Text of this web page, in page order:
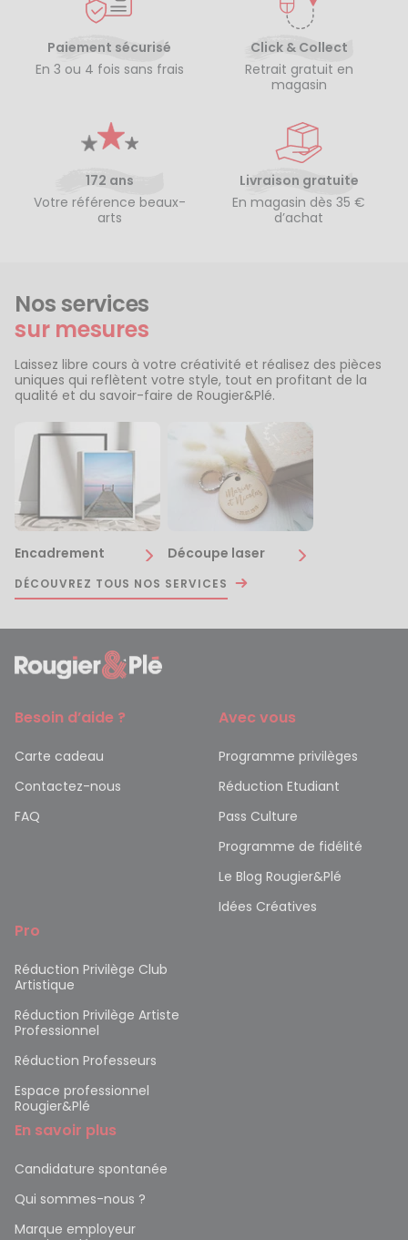
Paiement sécurisé
En 3 ou 4 fois sans frais
Click & Collect
Retrait gratuit en
magasin
172 ans
Votre référence beaux-
arts
Livraison gratuite
En magasin dès 35 €
d’achat
Nos services
sur mesures
Laissez libre cours à votre créativité et réalisez des pièces
uniques qui reflètent votre style, tout en profitant de la
qualité et du savoir-faire de Rougier&Plé.
Encadrement Découpe laser
DÉCOUVREZ TOUS NOS SERVICES
Besoin d’aide ?
Carte cadeau
Contactez-nous
FAQ
Avec vous
Programme privilèges
Réduction Etudiant
Pass Culture
Programme de fidélité
Le Blog Rougier&Plé
Idées Créatives
Pro
Réduction Privilège Club
Artistique
Réduction Privilège Artiste
Professionnel
Réduction Professeurs
Espace professionnel
Rougier&Plé
En savoir plus
Candidature spontanée
Qui sommes-nous ?
Marque employeur